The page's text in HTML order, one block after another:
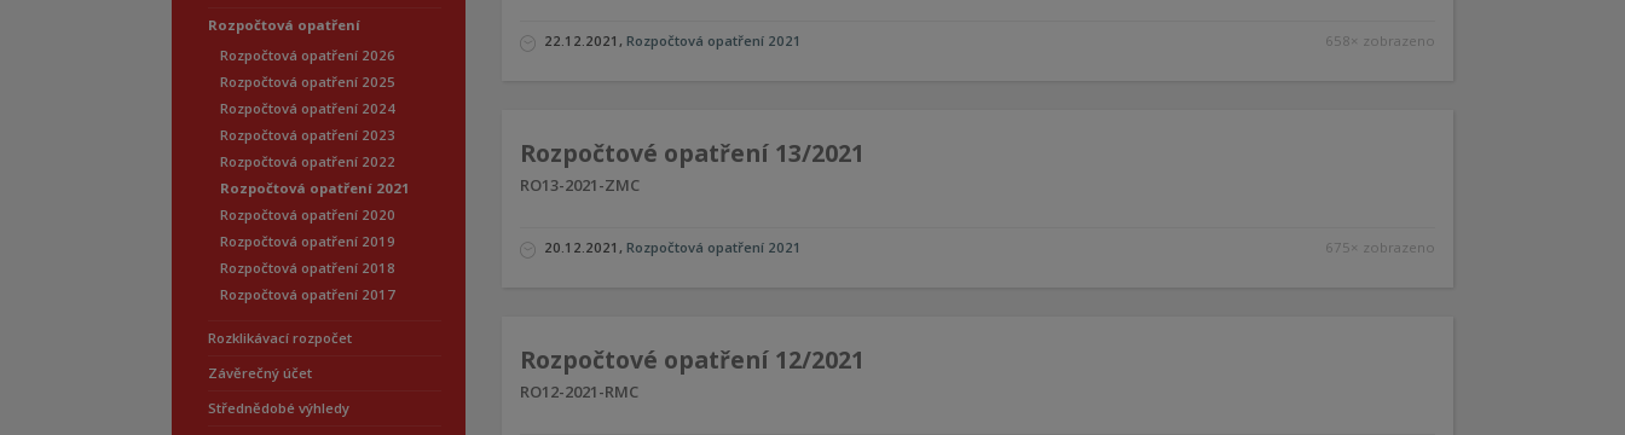
658× zobrazeno
22.12.2021 , Rozpočtová opatření 2021
Rozpočtové opatření 13/2021
RO13-2021-ZMC
675× zobrazeno
20.12.2021 , Rozpočtová opatření 2021
Rozpočtové opatření 12/2021
RO12-2021-RMC
Rozpočtová opatření
Rozpočtová opatření 2026
Rozpočtová opatření 2025
Rozpočtová opatření 2024
Rozpočtová opatření 2023
Rozpočtová opatření 2022
Rozpočtová opatření 2021
Rozpočtová opatření 2020
Rozpočtová opatření 2019
Rozpočtová opatření 2018
Rozpočtová opatření 2017
Rozklikávací rozpočet
Závěrečný účet
Střednědobé výhledy